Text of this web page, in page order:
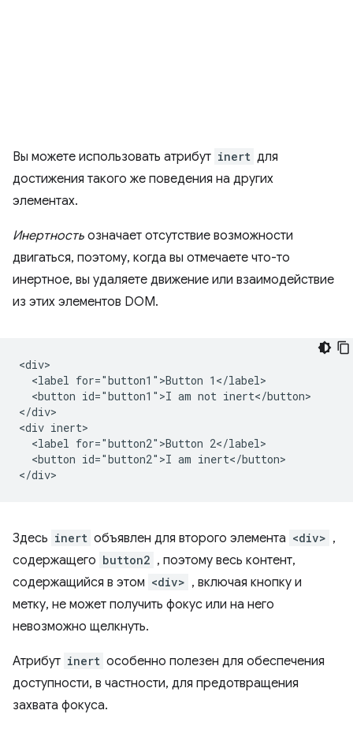
Вы можете использовать атрибут inert для
достижения такого же поведения на других
элементах.
Инертность означает отсутствие возможности
двигаться, поэтому, когда вы отмечаете что-то
инертное, вы удаляете движение или взаимодействие
из этих элементов DOM.
<div>
  <label for="button1">Button 1</label>
  <button id="button1">I am not inert</button>
</div>
<div inert>
  <label for="button2">Button 2</label>
  <button id="button2">I am inert</button>
Здесь inert объявлен для второго элемента <div> ,
содержащего button2 , поэтому весь контент,
содержащийся в этом <div> , включая кнопку и
метку, не может получить фокус или на него
невозможно щелкнуть.
Атрибут inert особенно полезен для обеспечения
доступности, в частности, для предотвращения
захвата фокуса.